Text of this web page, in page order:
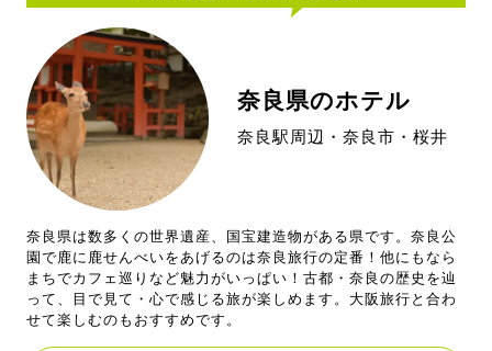
奈良県のホテル
奈良駅周辺・奈良市・桜井
奈良県は数多くの世界遺産、国宝建造物がある県です。奈良公
園で鹿に鹿せんべいをあげるのは奈良旅行の定番！他にもなら
まちでカフェ巡りなど魅力がいっぱい！古都・奈良の歴史を辿
って、目で見て・心で感じる旅が楽しめます。大阪旅行と合わ
せて楽しむのもおすすめです。